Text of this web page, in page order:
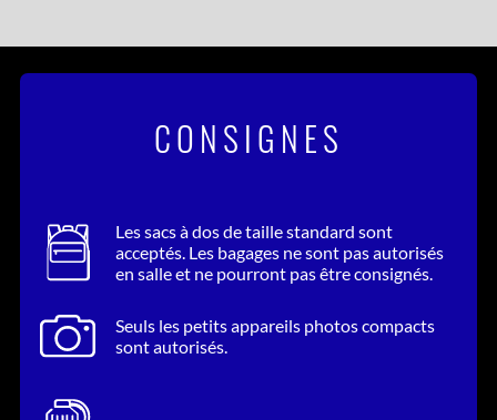
CONSIGNES
Les sacs à dos de taille standard sont
acceptés. Les bagages ne sont pas autorisés
en salle et ne pourront pas être consignés.
Seuls les petits appareils photos compacts
sont autorisés.